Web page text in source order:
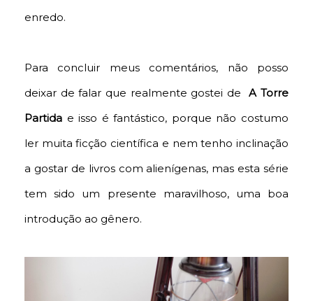
enredo.
Para concluir meus comentários, não posso
deixar de falar que realmente gostei deA Torre
Partida e isso é fantástico, porque não costumo
ler muita ficção científica e nem tenho inclinação
a gostar de livros com alienígenas, mas esta série
tem sido um presente maravilhoso, uma boa
introdução ao gênero.